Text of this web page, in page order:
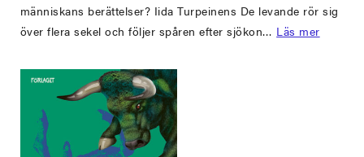
människans berättelser? Iida Turpeinens De levande rör sig
över flera sekel och följer spåren efter sjökon… Läs mer